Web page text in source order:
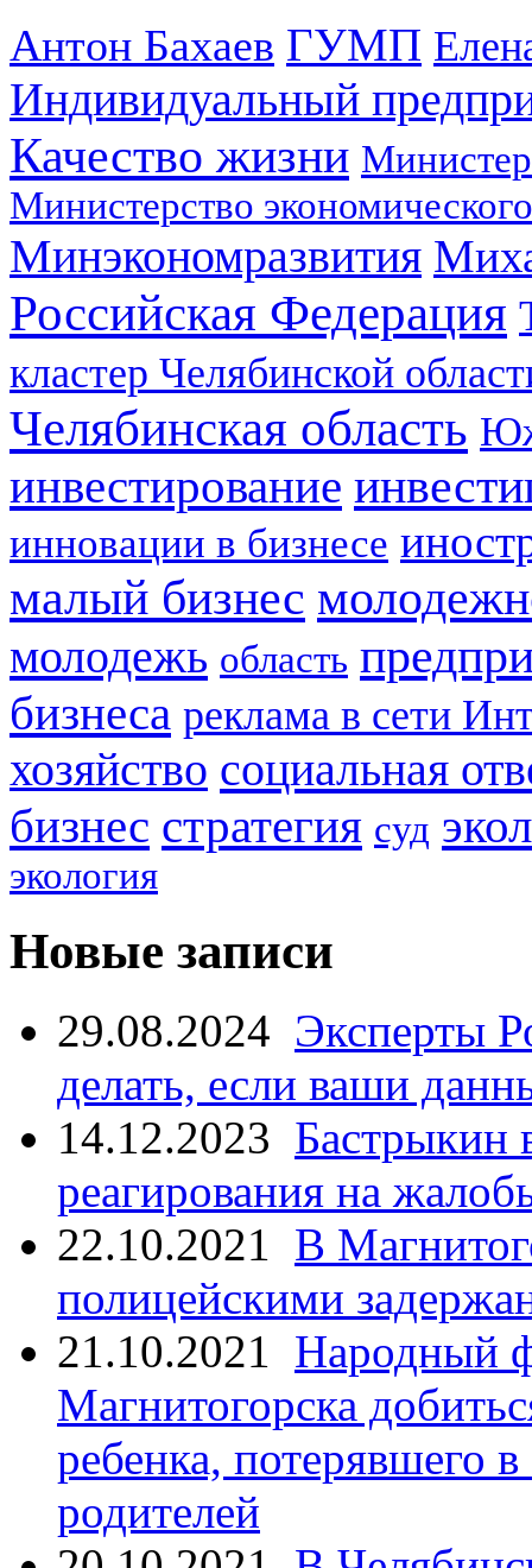
Антон Бахаев ГУМП
Индивидуальный
Качество жизни
Министерство
Минэкономразвития
Российская Федерация
кластер Челябинской
Челябинская область
инвестирование
инновации в бизнесе
малый бизнес
молодежь область
бизнеса реклама в сети
хозяйство социальная
бизнес стратегия суд
экология
Новые записи
29.08.2024 Эксперты
делать, если ваши
14.12.2023 Бастрыкин
реагирования на
22.10.2021 В
полицейскими
21.10.2021 Народный
Магнитогорска
ребенка, потерявшего
родителей